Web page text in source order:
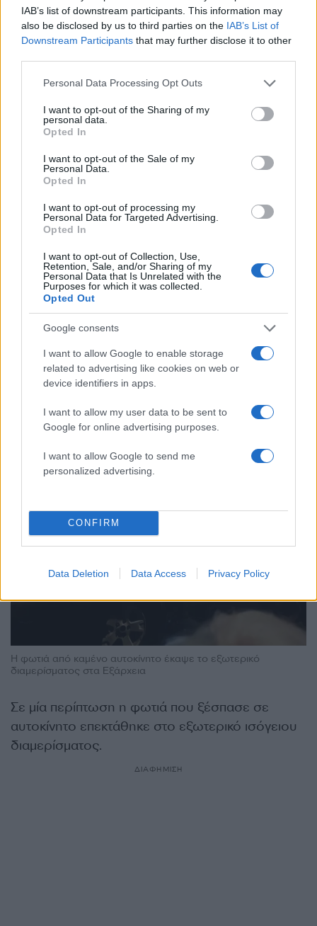
IAB’s list of downstream participants. This information may
also be disclosed by us to third parties on the IAB’s List of
Downstream Participants that may further disclose it to other
Please note that this website/app uses one or more Google
not limited to your visit or usage behaviour. You may click to
grant or deny consent to Google and its third-party tags to
use your data for below specified purposes in below Google
consent section.
Personal Data Processing Opt Outs
I want to opt-out of the Sharing of my
personal data.
Opted In
I want to opt-out of the Sale of my
Personal Data.
Opted In
I want to opt-out of processing my
Personal Data for Targeted Advertising.
Opted In
I want to opt-out of Collection, Use,
Retention, Sale, and/or Sharing of my
Personal Data that Is Unrelated with the
Purposes for which it was collected.
Opted Out
Google consents
I want to allow Google to enable storage
related to advertising like cookies on web or
device identifiers in apps.
I want to allow my user data to be sent to
Google for online advertising purposes.
I want to allow Google to send me
personalized advertising.
CONFIRM
Data Deletion Data Access Privacy Policy
Η αστυνομία προχώρησε σε 72 προσαγωγές.
είδαν τα αυτοκίνητά τους να γίνονται στάχτη.
Η φωτιά από καμένο αυτοκίνητο έκαψε το εξωτερικό
διαμερίσματος στα Εξάρχεια
Σε μία περίπτωση η φωτιά που ξέσπασε σε
αυτοκίνητο επεκτάθηκε στο εξωτερικό ισόγειου
διαμερίσματος.
ΔΙΑΦΗΜΙΣΗ